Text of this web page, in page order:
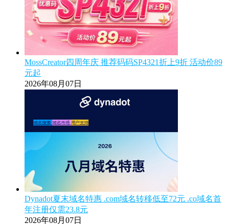
MossCreator四周年庆 推荐码码SP4321折上9折 活动价89
元起
2026年08月07日
Dynadot夏末域名特惠 .com域名转移低至72元 .co域名首
年注册仅需23.8元
2026年08月07日